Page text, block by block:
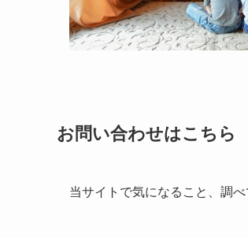
お問い合わせはこちら
当サイトで気になること、調